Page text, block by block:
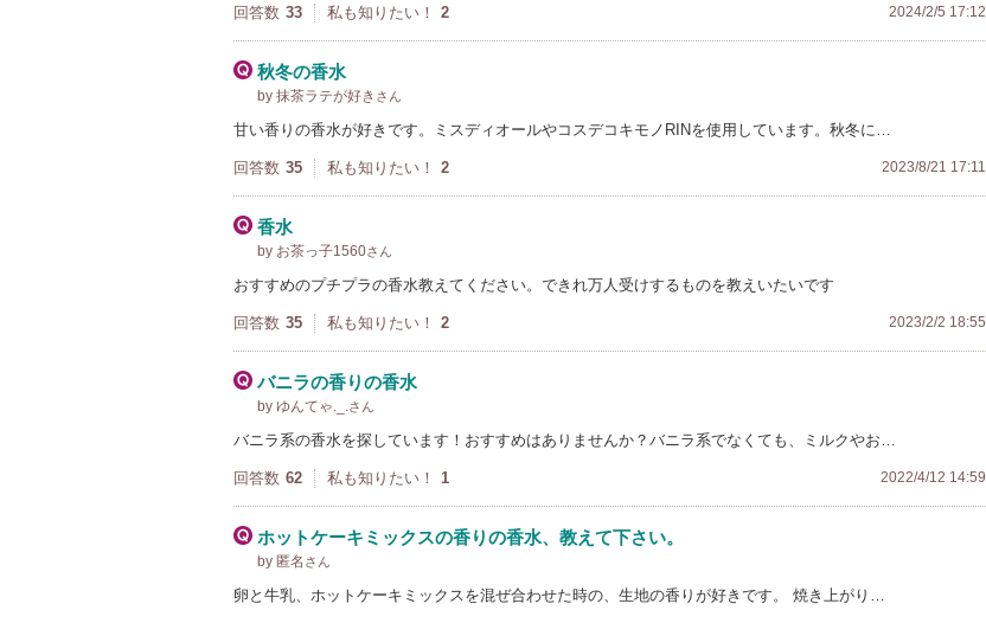
回答数 33 私も知りたい！ 2 2024/2/5 17:12
秋冬の香水
by 抹茶ラテが好き さん
甘い香りの香水が好きです。ミスディオールやコスデコキモノRINを使用しています。秋冬に…
回答数 35 私も知りたい！ 2 2023/8/21 17:11
香水
by お茶っ子1560さん
おすすめのプチプラの香水教えてください。できれ万人受けするものを教えいたいです
回答数 35 私も知りたい！ 2 2023/2/2 18:55
バニラの香りの香水
by ゆんてゃ._.さん
バニラ系の香水を探しています！おすすめはありませんか？バニラ系でなくても、ミルクやお…
回答数 62 私も知りたい！ 1 2022/4/12 14:59
ホットケーキミックスの香りの香水、教えて下さい。
by 匿名 さん
卵と牛乳、ホットケーキミックスを混ぜ合わせた時の、生地の香りが好きです。 焼き上がり…